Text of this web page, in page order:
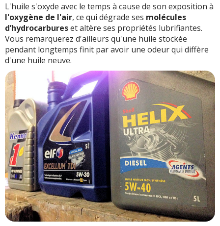
L'huile s'oxyde avec le temps à cause de son exposition à
l'oxygène de l'air, ce qui dégrade ses molécules
d’hydrocarbureset altère ses propriétés lubrifiantes.
Vous remarquerez d'ailleurs qu'une huile stockée
pendant longtemps finit par avoir une odeur qui diffère
d'une huile neuve.